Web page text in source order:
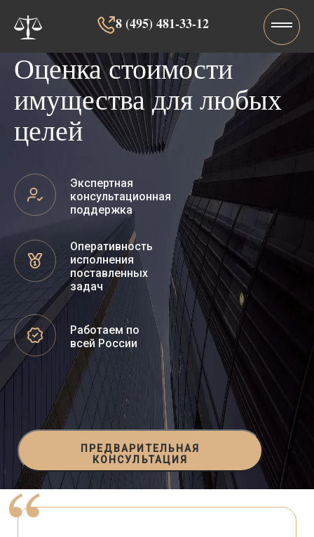
8 (495) 481-33-12‬‬
Оценка стоимости
имущества для любых
целей
Экспертная
консультационная
поддержка
Оперативность
исполнения
поставленных
задач
Работаем по
всей России
ПРЕДВАРИТЕЛЬНАЯ
КОНСУЛЬТАЦИЯ